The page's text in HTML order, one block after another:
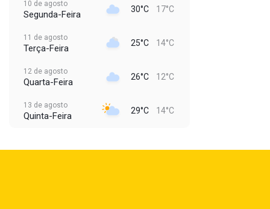
10 de agosto
Segunda-Feira 30°C 17°C
11 de agosto
Terça-Feira 25°C 14°C
12 de agosto
Quarta-Feira 26°C 12°C
13 de agosto
Quinta-Feira 29°C 14°C